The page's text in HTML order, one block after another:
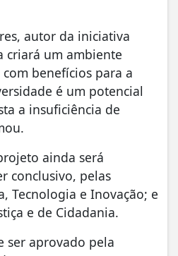
autor da iniciativa
um ambiente
benefícios para a
é um potencial
a insuficiência de
ainda será
conclusivo, pelas
Tecnologia e Inovação; e
e de Cidadania.
ser aprovado pela